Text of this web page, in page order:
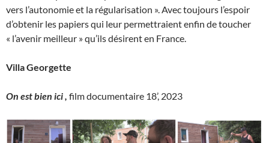
vers l’autonomie et la régularisation ». Avec toujours l’espoir
d’obtenir les papiers qui leur permettraient enfin de toucher
« l’avenir meilleur » qu’ils désirent en France.
Villa Georgette
On est bien ici , film documentaire 18’, 2023